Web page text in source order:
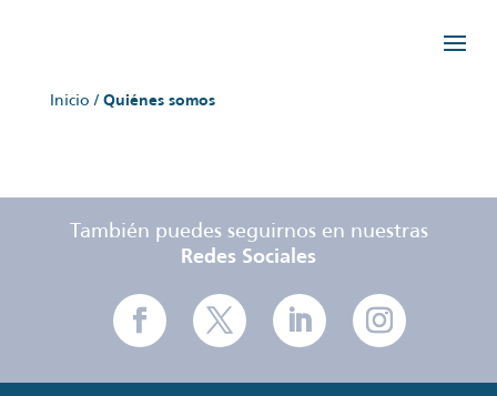
Inicio / Quiénes somos
También puedes seguirnos en nuestras
Redes Sociales